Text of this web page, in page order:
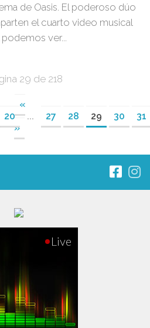
de Oasis. El poderoso dúo
el cuarto video musical
ver...
29 de 218
«
20 ... 27 28 29 30
31
»